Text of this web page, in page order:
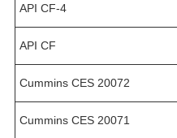
API CF-4
API CF
Cummins CES 20072
Cummins CES 20071